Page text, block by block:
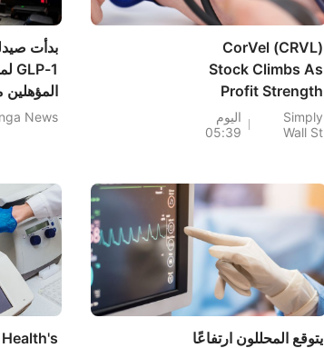
CorVel (CRVL)
Stock Climbs As
Profit Strength
Meets Inflation
Questions
Simply
Wall St
اليوم
05:39
بدأت
المؤهلين مقابل 50
News
يتوقع المحللون ارتفاعًا